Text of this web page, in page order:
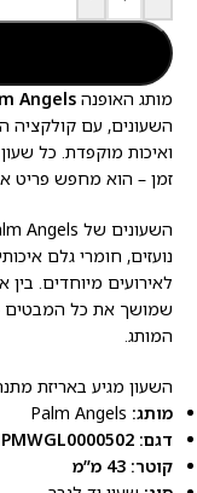
מותג האופנה Angels
השעונים, עם קולקציה
ואיכות מוקפדת. כל
זמן – הוא מחפש פריט
נועזים, חומרי גלם
לאירועים מיוחדים.
המותג.
השעון מגיע באריזת
מותג:
דגם: PMWGL0000502
קוטר: 43 מ”מ